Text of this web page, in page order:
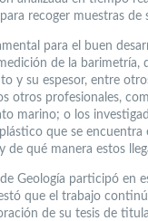
recoger muestras de
para el buen
de la barimetría,
y su espesor, entre
otros profesionales,
marino; o los
que se encuentra
qué manera estos
Geología participó en
que el trabajo
de su tesis de